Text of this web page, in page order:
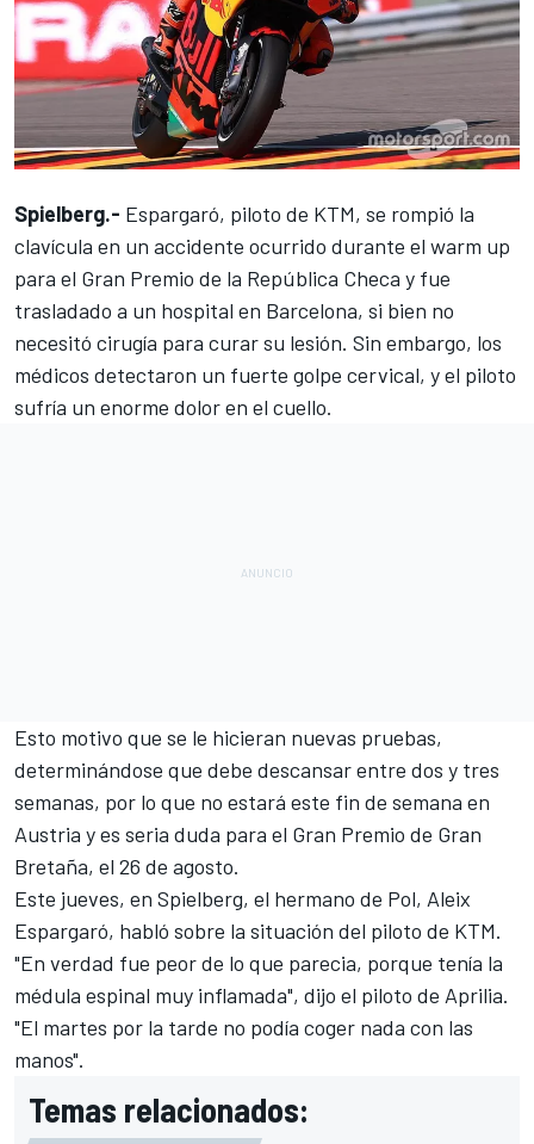
Spielberg.- Espargaró, piloto de KTM, se rompió la
clavícula en un accidente ocurrido durante el warm up
para el Gran Premio de la República Checa y fue
trasladado a un hospital en Barcelona, si bien no
necesitó cirugía para curar su lesión. Sin embargo, los
médicos detectaron un fuerte golpe cervical, y el piloto
sufría un enorme dolor en el cuello.
Esto motivo que se le hicieran nuevas pruebas,
determinándose que debe descansar entre dos y tres
semanas, por lo que no estará este fin de semana en
Austria y es seria duda para el Gran Premio de Gran
Bretaña, el 26 de agosto.
Este jueves, en Spielberg, el hermano de Pol, Aleix
Espargaró, habló sobre la situación del piloto de KTM.
"En verdad fue peor de lo que parecia, porque tenía la
médula espinal muy inflamada", dijo el piloto de Aprilia.
"El martes por la tarde no podía coger nada con las
manos".
Temas relacionados: